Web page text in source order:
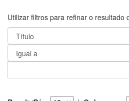
Utilizar filtros para refinar o resultado